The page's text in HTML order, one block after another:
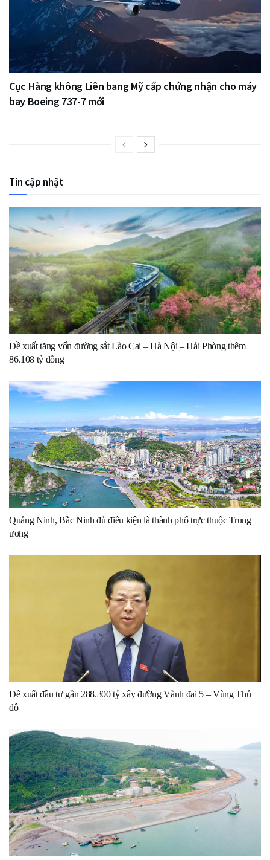
Cục Hàng không Liên bang Mỹ cấp chứng nhận cho máy
bay Boeing 737-7 mới
Tin cập nhật
Đề xuất tăng vốn đường sắt Lào Cai – Hà Nội – Hải Phòng thêm
86.108 tỷ đồng
Quảng Ninh, Bắc Ninh đủ điều kiện là thành phố trực thuộc Trung
ương
Đề xuất đầu tư gần 288.300 tỷ xây đường Vành đai 5 – Vùng Thủ
đô